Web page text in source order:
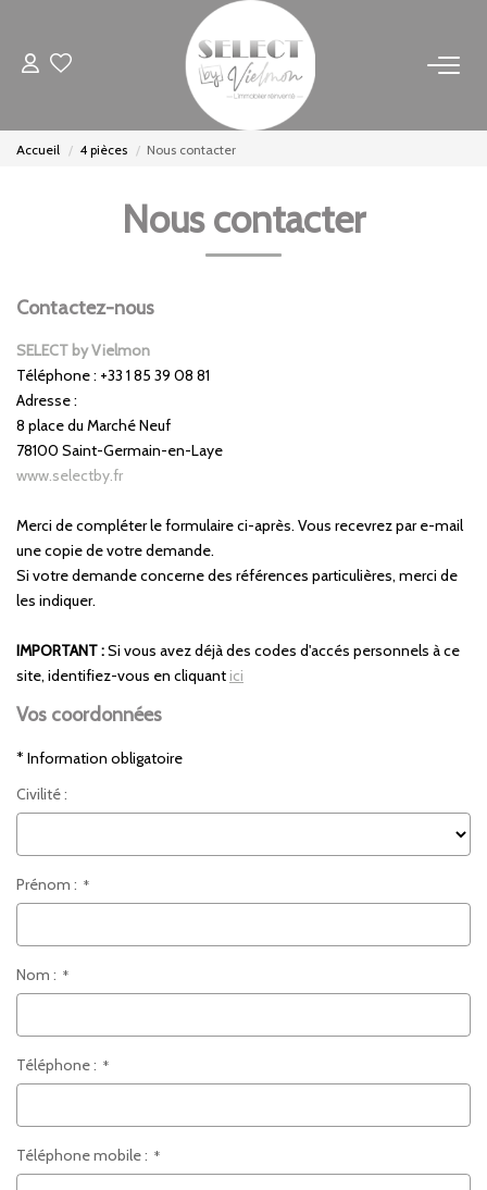
NOS BIENS
Acheter
Biens Vendus
FAIRE GÉRER
INVESTISSEURS
NOS AGENCES
Accueil 4 pièces Nous contacter
Nous contacter
Contactez-nous
SELECT by Vielmon
Téléphone : +33 1 85 39 08 81
Adresse :
8 place du Marché Neuf
78100 Saint-Germain-en-Laye
www.selectby.fr
Merci de compléter le formulaire ci-après. Vous recevrez par e-mail
une copie de votre demande.
Si votre demande concerne des références particulières, merci de
les indiquer.
IMPORTANT :Si vous avez déjà des codes d'accés personnels à ce
site, identifiez-vous en cliquant ici
Vos coordonnées
* Information obligatoire
Civilité :
Prénom : *
Nom : *
Téléphone : *
Téléphone mobile : *